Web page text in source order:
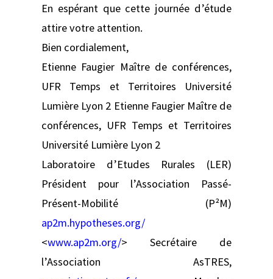
En espérant que cette journée d’étude
attire votre attention.
Bien cordialement,
Etienne Faugier Maître de conférences,
UFR Temps et Territoires Université
Lumière Lyon 2 Etienne Faugier Maître de
conférences, UFR Temps et Territoires
Université Lumière Lyon 2
Laboratoire d’Etudes Rurales (LER)
Président pour l’Association Passé-
Présent-Mobilité (P²M)
ap2m.hypotheses.org/
<www.ap2m.org/> Secrétaire de
l’Association AsTRES,